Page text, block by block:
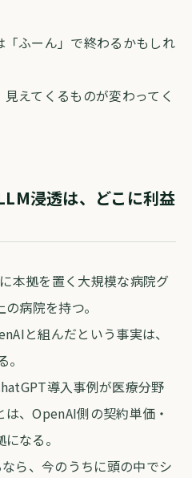
ふーん」で終わるかもしれ
えてくるものが変わってく
浸透は、どこに利益
本拠を置く大規模な病院グ
病院を持つ。
と組んだという事実は、
導入事例が医療分野
、OpenAI側の契約単価・
なる。
ら、今のうちに頭の中でシ